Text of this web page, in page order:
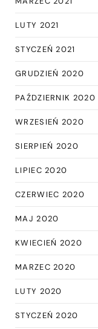
LUTY 2021
STYCZEŃ 2021
GRUDZIEŃ 2020
PAŹDZIERNIK 2020
WRZESIEŃ 2020
SIERPIEŃ 2020
LIPIEC 2020
CZERWIEC 2020
MAJ 2020
KWIECIEŃ 2020
MARZEC 2020
LUTY 2020
STYCZEŃ 2020